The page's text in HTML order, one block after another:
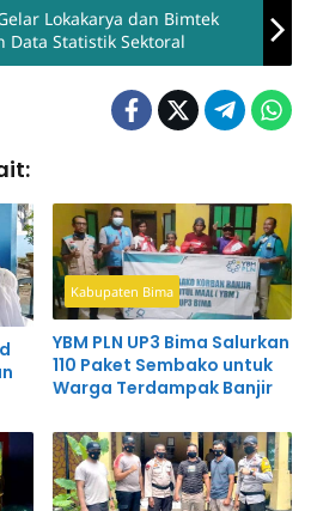
Lokakarya dan Bimtek
Data Statistik Sektoral
Kabupaten Bima
YBM PLN UP3 Bima Salurkan
110 Paket Sembako untuk
Warga Terdampak Banjir